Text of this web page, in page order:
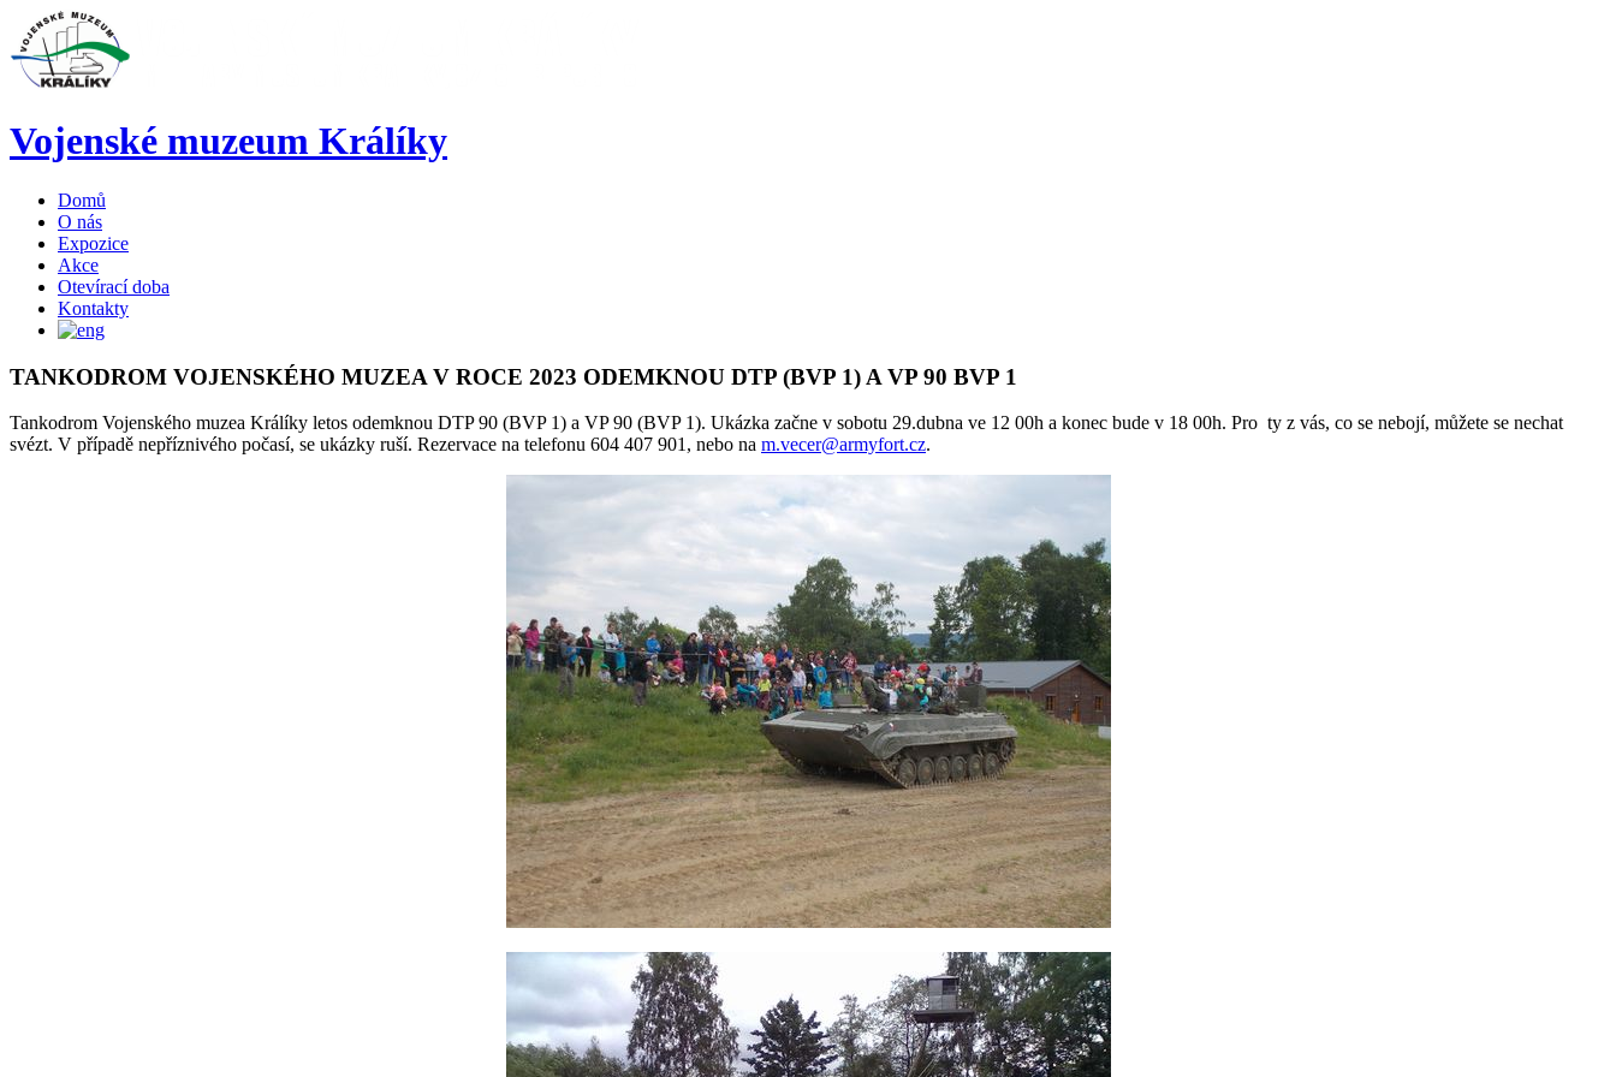
Vojenské muzeum Králíky
Domů
O nás
Expozice
Akce
Otevírací doba
Kontakty
TANKODROM VOJENSKÉHO MUZEA V ROCE 2023 ODEMKNOU DTP (BVP 1) A VP 90 BVP 1
Tankodrom Vojenského muzea Králíky letos odemknou DTP 90 (BVP 1) a VP 90 (BVP 1). Ukázka začne v sobotu 29.dubna ve 12 00h a konec bude v 18 00h. Pro ty z vás, co se nebojí, můžete se nechat
svézt. V případě nepříznivého počasí, se ukázky ruší. Rezervace na telefonu 604 407 901, nebo na m.vecer@armyfort.cz.